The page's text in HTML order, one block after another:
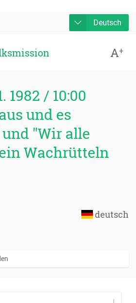
Deutsch
A+
1982 / 10:00
und es
"Wir alle
Wachrütteln
deutsch